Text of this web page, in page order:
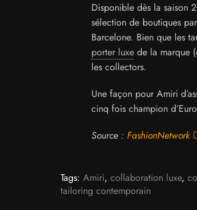
Disponible dès la saison
sélection de boutiques
Barcelone. Bien que les
porter luxede la marque
les collectors.
Une façon pour Amiri
cinq fois champion
Source : FashionNetwork
Tags: Amiri, collaboration luxe,
tailoring contemporain